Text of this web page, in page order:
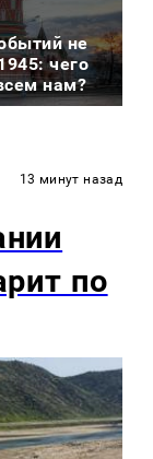
не
чего
нам?
13 минут назад
по